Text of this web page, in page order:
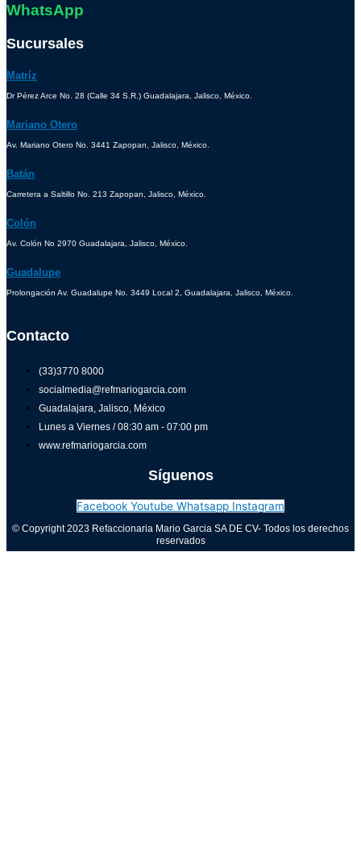
WhatsApp
Sucursales
Matríz
Dr Pérez Arce No. 28 (Calle 34 S.R.) Guadalajara, Jalisco, México.
Mariano Otero
Av. Mariano Otero No. 3441 Zapopan, Jalisco, México.
Batán
Carretera a Saltillo No. 213 Zapopan, Jalisco, México.
Colón
Av. Colón No 2970 Guadalajara, Jalisco, México.
Guadalupe
Prolongación Av. Guadalupe No. 3449 Local 2, Guadalajara, Jalisco, México.
Contacto
(33)3770 8000
socialmedia@refmariogarcia.com
Guadalajara, Jalisco, México
Lunes a Viernes / 08:30 am - 07:00 pm
www.refmariogarcia.com
Síguenos
Facebook Youtube Whatsapp Instagram
© Copyright 2023 Refaccionaria Mario Garcia SA DE CV- Todos los derechos
reservados